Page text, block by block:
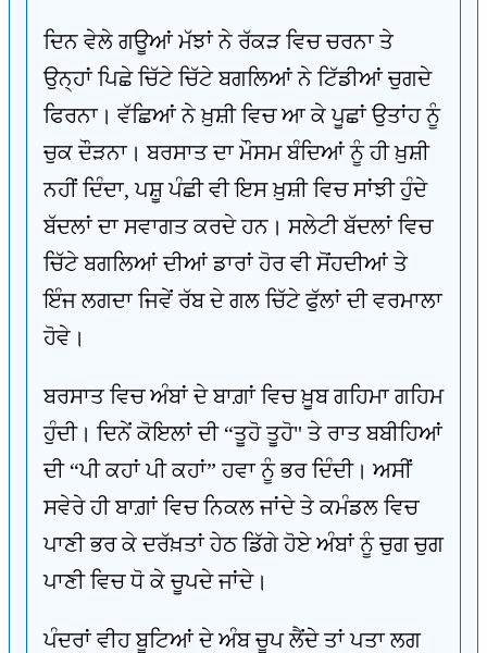
ਦਿਨ ਵੇਲੇ ਗਊਆਂ ਮੱਝਾਂ ਨੇ ਰੱਕੜ ਵਿਚ ਚਰਨਾ ਤੇ
ਉਨ੍ਹਾਂ ਪਿਛੇ ਚਿੱਟੇ ਚਿੱਟੇ ਬਗਲਿਆਂ ਨੇ ਟਿੱਡੀਆਂ ਚੁਗਦੇ
ਫਿਰਨਾ। ਵੱਛਿਆਂ ਨੇ ਖ਼ੁਸ਼ੀ ਵਿਚ ਆ ਕੇ ਪੂਛਾਂ ਉਤਾਂਹ ਨੂੰ
ਚੁਕ ਦੌੜਨਾ। ਬਰਸਾਤ ਦਾ ਮੌਸਮ ਬੰਦਿਆਂ ਨੂੰ ਹੀ ਖ਼ੁਸ਼ੀ
ਨਹੀਂ ਦਿੰਦਾ, ਪਸ਼ੂ ਪੰਛੀ ਵੀ ਇਸ ਖ਼ੁਸ਼ੀ ਵਿਚ ਸਾਂਝੀ ਹੁੰਦੇ
ਬੱਦਲਾਂ ਦਾ ਸਵਾਗਤ ਕਰਦੇ ਹਨ। ਸਲੇਟੀ ਬੱਦਲਾਂ ਵਿਚ
ਚਿੱਟੇ ਬਗਲਿਆਂ ਦੀਆਂ ਡਾਰਾਂ ਹੋਰ ਵੀ ਸੋਂਹਦੀਆਂ ਤੇ
ਇੰਜ ਲਗਦਾ ਜਿਵੇਂ ਰੱਬ ਦੇ ਗਲ ਚਿੱਟੇ ਫੁੱਲਾਂ ਦੀ ਵਰਮਾਲਾ
ਹੋਵੇ।
ਬਰਸਾਤ ਵਿਚ ਅੰਬਾਂ ਦੇ ਬਾਗ਼ਾਂ ਵਿਚ ਖ਼ੂਬ ਗਹਿਮਾ ਗਹਿਮ
ਹੁੰਦੀ। ਦਿਨੇਂ ਕੋਇਲਾਂ ਦੀ “ਤੂਹੋ ਤੂਹੋ" ਤੇ ਰਾਤ ਬਬੀਹਿਆਂ
ਦੀ “ਪੀ ਕਹਾਂ ਪੀ ਕਹਾਂ” ਹਵਾ ਨੂੰ ਭਰ ਦਿੰਦੀ। ਅਸੀਂ
ਸਵੇਰੇ ਹੀ ਬਾਗ਼ਾਂ ਵਿਚ ਨਿਕਲ ਜਾਂਦੇ ਤੇ ਕਮੰਡਲ ਵਿਚ
ਪਾਣੀ ਭਰ ਕੇ ਦਰੱਖ਼ਤਾਂ ਹੇਠ ਡਿੱਗੇ ਹੋਏ ਅੰਬਾਂ ਨੂੰ ਚੁਗ ਚੁਗ
ਪਾਣੀ ਵਿਚ ਧੋ ਕੇ ਚੂਪਦੇ ਜਾਂਦੇ।
ਪੰਦਰਾਂ ਵੀਹ ਬੂਟਿਆਂ ਦੇ ਅੰਬ ਚੂਪ ਲੈਂਦੇ ਤਾਂ ਪਤਾ ਲਗ